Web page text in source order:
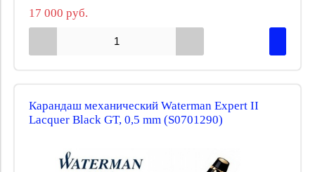
17 000 руб.
Карандаш механический Waterman Expert II
Lacquer Black GT, 0,5 mm (S0701290)